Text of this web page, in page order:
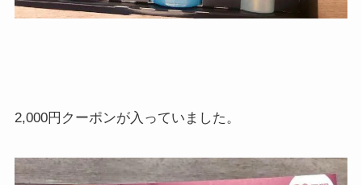
2,000円クーポンが入っていました。